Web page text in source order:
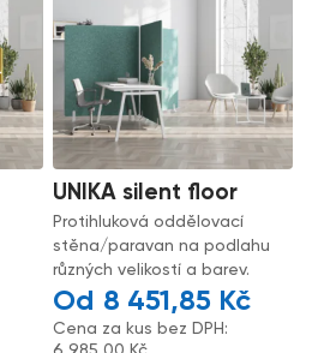
UNIKA silent floor
Protihluková oddělovací
stěna/paravan na podlahu
různých velikostí a barev.
8 451,85 Kč
Cena za kus bez DPH: